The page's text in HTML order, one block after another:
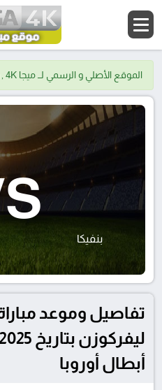
الموقع الأصلي و الرسمي لــ ميجا 4K , ولا يوجد لدينا موقع اخر.
بنفيكا
تفاصيل وموعد مباراة
أبطال أوروبا